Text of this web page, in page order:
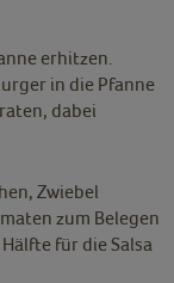
erhitzen.
in die Pfanne
dabei
Zwiebel
zum Belegen
für die Salsa